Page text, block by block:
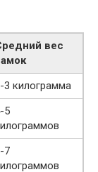
вес
3 килограмма
5
7